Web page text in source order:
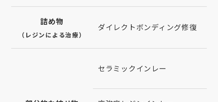
詰め物
（レジンによる治療）
ダイレクトボンディング修復
セラミックインレー